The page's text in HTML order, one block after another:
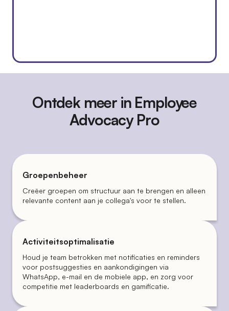
Ontdek meer in Employee
Advocacy Pro
Groepenbeheer
Creëer groepen om structuur aan te brengen en alleen
relevante content aan je collega's voor te stellen.
Activiteitsoptimalisatie
Houd je team betrokken met notificaties en reminders
voor postsuggesties en aankondigingen via
WhatsApp, e-mail en de mobiele app, en zorg voor
competitie met leaderboards en gamificatie.